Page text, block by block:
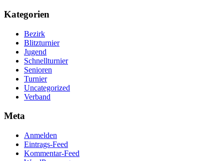
Kategorien
Bezirk
Blitzturnier
Jugend
Schnellturnier
Senioren
Turnier
Uncategorized
Verband
Meta
Anmelden
Eintrags-Feed
Kommentar-Feed